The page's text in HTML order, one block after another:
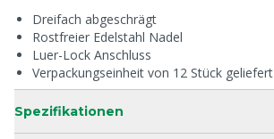
Dreifach abgeschrägt
Rostfreier Edelstahl Nadel
Luer-Lock Anschluss
Verpackungseinheit von 12 Stück geliefert
Spezifikationen